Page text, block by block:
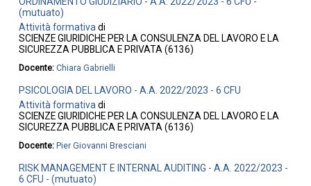
(mutuato)
Attività formativadi
SCIENZE GIURIDICHE PER LA CONSULENZA DEL LAVORO E LA
SICUREZZA PUBBLICA E PRIVATA (6136)
Docente:Chiara Gabrielli
PSICOLOGIA DEL LAVORO - A.A. 2022/2023 - 6 CFU
Attività formativadi
SCIENZE GIURIDICHE PER LA CONSULENZA DEL LAVORO E LA
SICUREZZA PUBBLICA E PRIVATA (6136)
Docente:Pier Giovanni Bresciani
RISK MANAGEMENT E INTERNAL AUDITING - A.A. 2022/2023 -
6 CFU - (mutuato)